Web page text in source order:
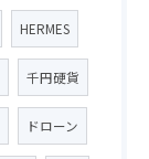
HERMES
千円硬貨
ドローン